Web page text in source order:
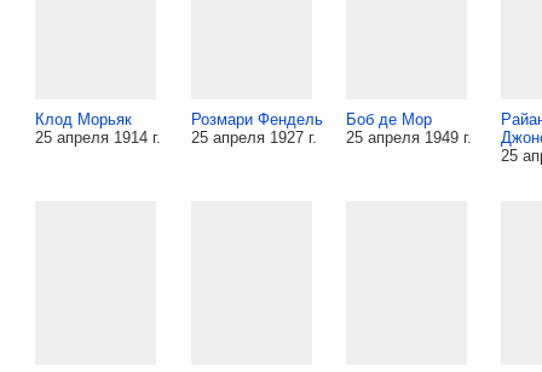
Клод Морьяк
25 апреля 1914 г.
Розмари Фендель
25 апреля 1927 г.
Боб де Мор
25 апреля 1949 г.
25